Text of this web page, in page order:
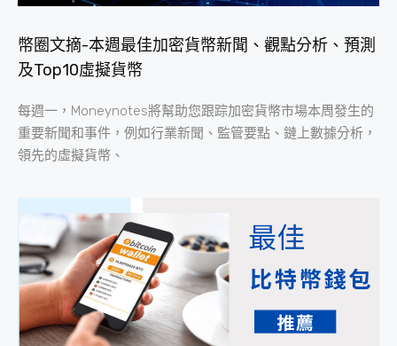
幣圈文摘-本週最佳加密貨幣新聞、觀點分析、預測
及Top10虛擬貨幣
每週一，Moneynotes將幫助您跟踪加密貨幣市場本周發生的
重要新聞和事件，例如行業新聞、監管要點、鏈上數據分析，
領先的虛擬貨幣、